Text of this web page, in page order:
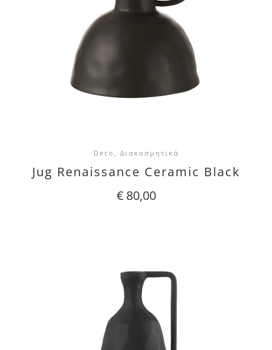
Deco, Διακοσμητικά
Jug Renaissance Ceramic Black
€80,00